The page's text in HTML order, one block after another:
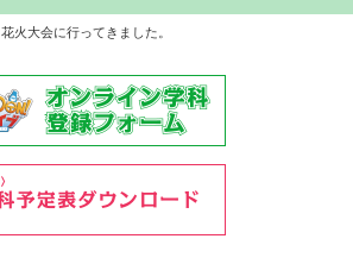
花火大会に行ってきました。